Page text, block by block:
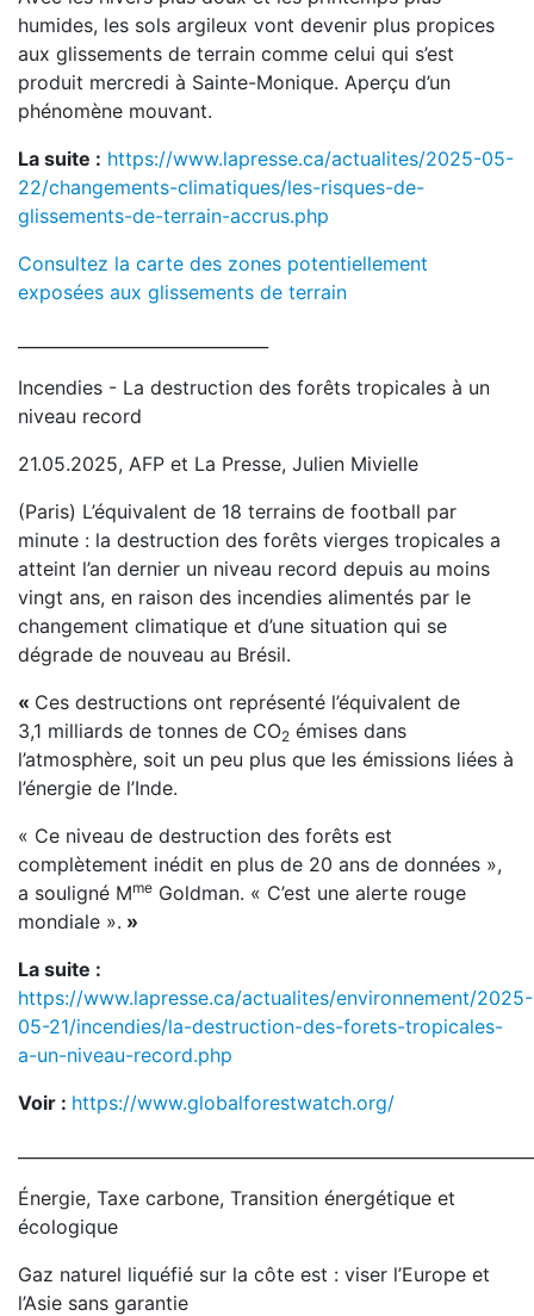
humides, les sols argileux vont devenir plus propices
aux glissements de terrain comme celui qui s’est
produit mercredi à Sainte-Monique. Aperçu d’un
phénomène mouvant.
La suite : https://www.lapresse.ca/actualites/2025-05-
22/changements-climatiques/les-risques-de-
glissements-de-terrain-accrus.php
Consultez la carte des zones potentiellement
exposées aux glissements de terrain
Incendies - La destruction des forêts tropicales à un
niveau record
21.05.2025, AFP et La Presse, Julien Mivielle
(Paris) L’équivalent de 18 terrains de football par
minute : la destruction des forêts vierges tropicales a
atteint l’an dernier un niveau record depuis au moins
vingt ans, en raison des incendies alimentés par le
changement climatique et d’une situation qui se
dégrade de nouveau au Brésil.
« Ces destructions ont représenté l’équivalent de
3,1 milliards de tonnes de CO2 émises dans
l’atmosphère, soit un peu plus que les émissions liées à
l’énergie de l’Inde.
« Ce niveau de destruction des forêts est
complètement inédit en plus de 20 ans de données »,
a souligné Mme Goldman. « C’est une alerte rouge
mondiale ». »
La suite :
https://www.lapresse.ca/actualites/environnement/2025-
05-21/incendies/la-destruction-des-forets-tropicales-
a-un-niveau-record.php
Voir : https://www.globalforestwatch.org/
Énergie, Taxe carbone, Transition énergétique et
écologique
Gaz naturel liquéfié sur la côte est : viser l’Europe et
l’Asie sans garantie